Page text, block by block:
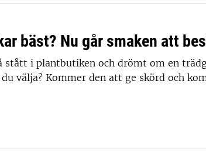
bäst? Nu går smaken att
stått i plantbutiken och drömt om en
välja? Kommer den att ge skörd och